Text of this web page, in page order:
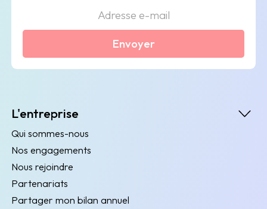
Envoyer
L'entreprise
Qui sommes-nous
Nos engagements
Nous rejoindre
Partenariats
Partager mon bilan annuel